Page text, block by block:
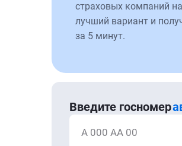
страховых компаний
лучший вариант и
за 5 минут.
Введите госномер
А 000 АА 00